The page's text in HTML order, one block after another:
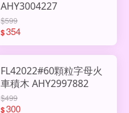
AHY3004227
$599
$354
FL42022#60顆粒字母火
車積木 AHY2997882
$499
$300